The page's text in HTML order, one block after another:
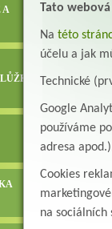
A
Tato
Na této
účelu a jak
Technické
Google
používáme
adresa
Cookies
na sociálních